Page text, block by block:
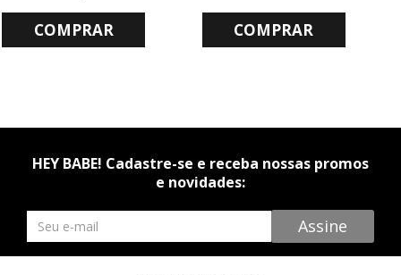
COMPRAR COMPRAR
HEY BABE! Cadastre-se e receba nossas promos
e novidades:
Newsletter Assine